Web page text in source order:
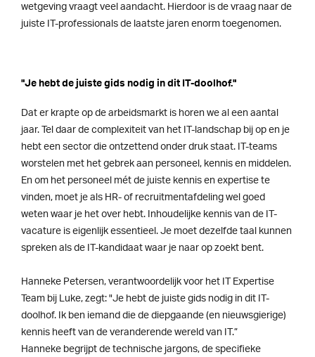
wetgeving vraagt veel aandacht. Hierdoor is de vraag naar de
juiste IT-professionals de laatste jaren enorm toegenomen.
"Je hebt de juiste gids nodig in dit IT-doolhof."
Dat er krapte op de arbeidsmarkt is horen we al een aantal
jaar. Tel daar de complexiteit van het IT-landschap bij op en je
hebt een sector die ontzettend onder druk staat. IT-teams
worstelen met het gebrek aan personeel, kennis en middelen.
En om het personeel mét de juiste kennis en expertise te
vinden, moet je als HR- of recruitmentafdeling wel goed
weten waar je het over hebt. Inhoudelijke kennis van de IT-
vacature is eigenlijk essentieel. Je moet dezelfde taal kunnen
spreken als de IT-kandidaat waar je naar op zoekt bent.
Hanneke Petersen, verantwoordelijk voor het IT Expertise
Team bij Luke, zegt: "Je hebt de juiste gids nodig in dit IT-
doolhof. Ik ben iemand die de diepgaande (en nieuwsgierige)
kennis heeft van de veranderende wereld van IT.”
Hanneke begrijpt de technische jargons, de specifieke